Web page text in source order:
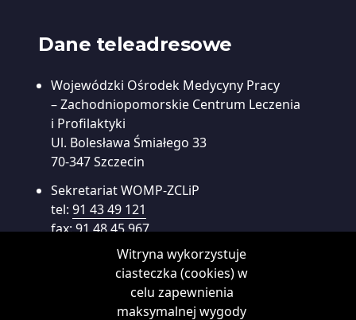
Dane teleadresowe
Wojewódzki Ośrodek Medycyny Pracy
– Zachodniopomorskie Centrum Leczenia
i Profilaktyki
Ul. Bolesława Śmiałego 33
70-347 Szczecin
Sekretariat WOMP-ZCLiP
tel: 91 43 49 121
fax:91 48 45 967
sekretariat@womp.szczecin.pl
91 43 49 100
Witryna wykorzystuje
ciasteczka (cookies) w
celu zapewnienia
maksymalnej wygody